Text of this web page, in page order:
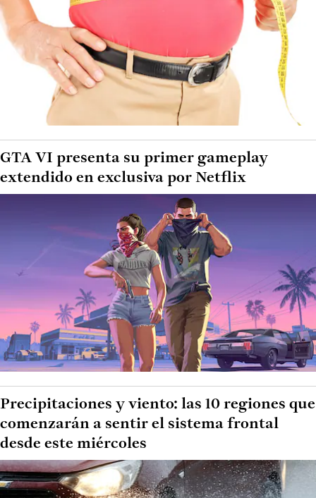
GTA VI presenta su primer gameplay
extendido en exclusiva por Netflix
Precipitaciones y viento: las 10 regiones que
comenzarán a sentir el sistema frontal
desde este miércoles